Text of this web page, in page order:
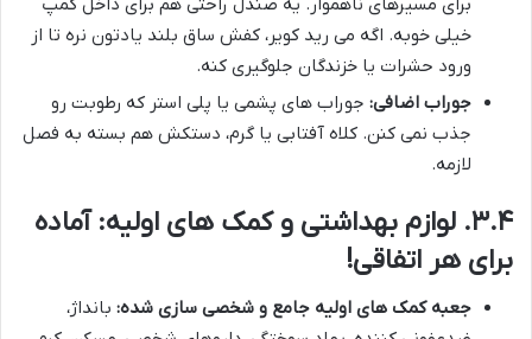
خیلی خوبه. اگه می رید کویر، کفش ساق بلند یادتون نره تا از
ورود حشرات یا خزندگان جلوگیری کنه.
جوراب اضافی: جوراب های پشمی یا پلی استر که رطوبت رو
جذب نمی کنن. کلاه آفتابی یا گرم، دستکش هم بسته به فصل
لازمه.
۳.۴. لوازم بهداشتی و کمک های اولیه: آماده
برای هر اتفاقی!
جعبه کمک های اولیه جامع و شخصی سازی شده: بانداژ،